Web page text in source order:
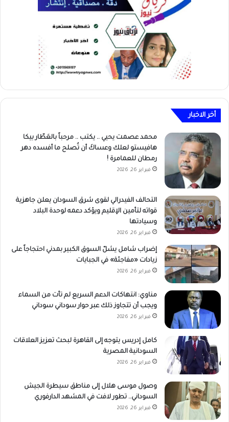
أخر الاخبار
محمد عصمت يحيي .. يكتب .. مرحباً بالعَطّار بيكا
هافيستو لعلك وعساكَ أن تُصلح ما أفسده دهر
رمطان للعمامرة !
فبراير 26, 2026
التحالف الفيدرالي لقوى شرق السودان يعلن جاهزية
قواته لتأمين الإقليم ويؤكد دعمه لوحدة البلاد
وسيادتها
فبراير 26, 2026
إضراب شامل يشلّ السوق الكبير بمدني احتجاجاً على
زيادات «مفاجئة» في الجبايات
فبراير 26, 2026
مناوي: انتهاكات الدعم السريع لم تأت من السماء
ويجب أن تتجاوز ذلك عبر حوار سوداني سوداني
فبراير 26, 2026
كامل إدريس يتوجه إلى القاهرة لبحث تعزيز العلاقات
السودانية المصرية
فبراير 26, 2026
وصول موسى هلال إلى مناطق سيطرة الجيش
السوداني.. تطور لافت في المشهد الدارفوري
فبراير 26, 2026